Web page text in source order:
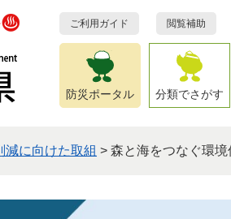
ご利用ガイド 閲覧補助
防災ポータル 分類でさがす
減に向けた取組 > 森と海をつなぐ環境